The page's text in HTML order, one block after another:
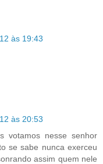
às 19:43
às 20:53
votamos nesse senhor
se sabe nunca exerceu
assim quem nele